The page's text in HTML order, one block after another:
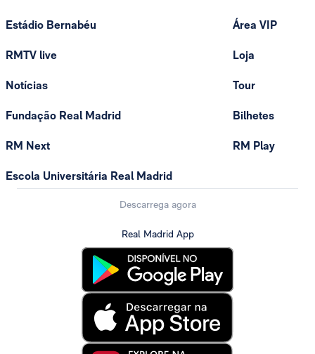
Estádio Bernabéu
RMTV live
Notícias
Fundação Real Madrid
RM Next
Escola Universitária Real Madrid
Área VIP
Loja
Tour
Bilhetes
RM Play
Descarrega agora
Real Madrid App